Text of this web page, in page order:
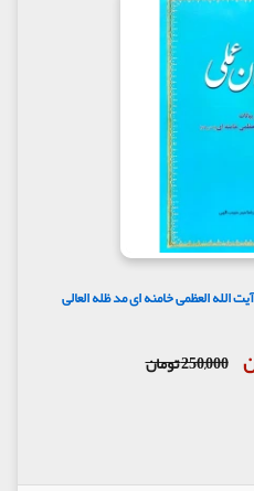
العظمی خامنه ای مد ظله العالی
250,000 تومان